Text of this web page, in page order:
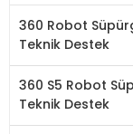
360 Robot
Teknik Destek
360 S5 Robot
Teknik Destek